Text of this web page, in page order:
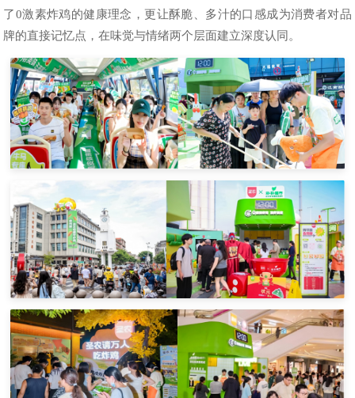
了0激素炸鸡的健康理念，更让酥脆、多汁的口感成为消费者对品
牌的直接记忆点，在味觉与情绪两个层面建立深度认同。